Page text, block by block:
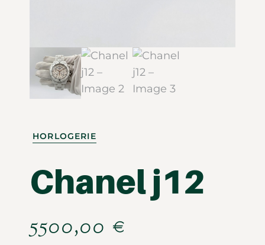
HORLOGERIE
Chanel j12
5500,00 €